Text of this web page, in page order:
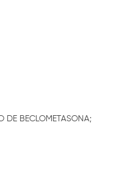
DE BECLOMETASONA;